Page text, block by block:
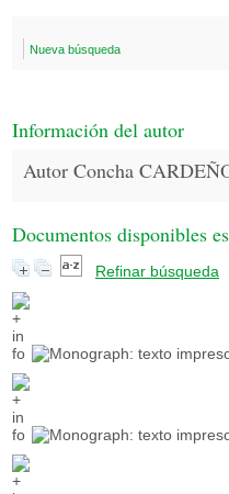
Nueva búsqueda
Información del autor
Autor Concha
Documentos disponibles
Refinar búsqueda